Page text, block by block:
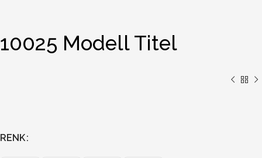
10025 Modell Titel
RENK